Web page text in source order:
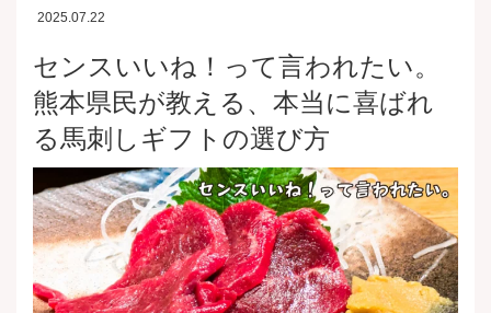
2025.07.22
センスいいね！って言われたい。
熊本県民が教える、本当に喜ばれ
る馬刺しギフトの選び方